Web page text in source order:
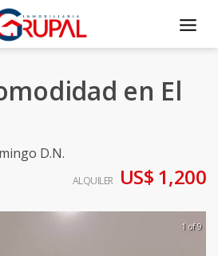
en El
D.N.
ALQUILER US$ 1,200
1 of 9